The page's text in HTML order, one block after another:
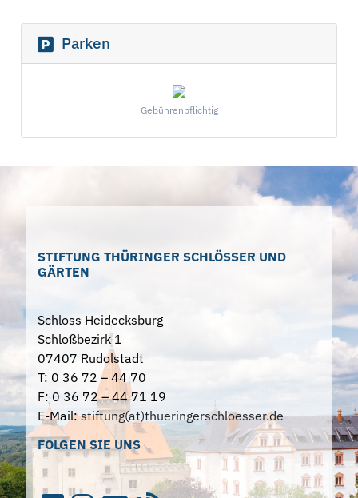
Parken
Gebührenpflichtig
STIFTUNG THÜRINGER SCHLÖSSER UND
GÄRTEN
Schloss Heidecksburg
Schloßbezirk 1
07407 Rudolstadt
T: 0 36 72 – 44 70
F: 0 36 72 – 44 71 19
E-Mail:stiftung(at)thueringerschloesser.de
FOLGEN SIE UNS